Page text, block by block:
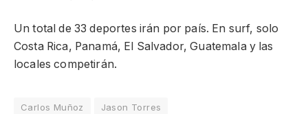
Un total de 33 deportes irán por país. En surf, solo
Costa Rica, Panamá, El Salvador, Guatemala y las
locales competirán.
Carlos Muñoz
Jason Torres